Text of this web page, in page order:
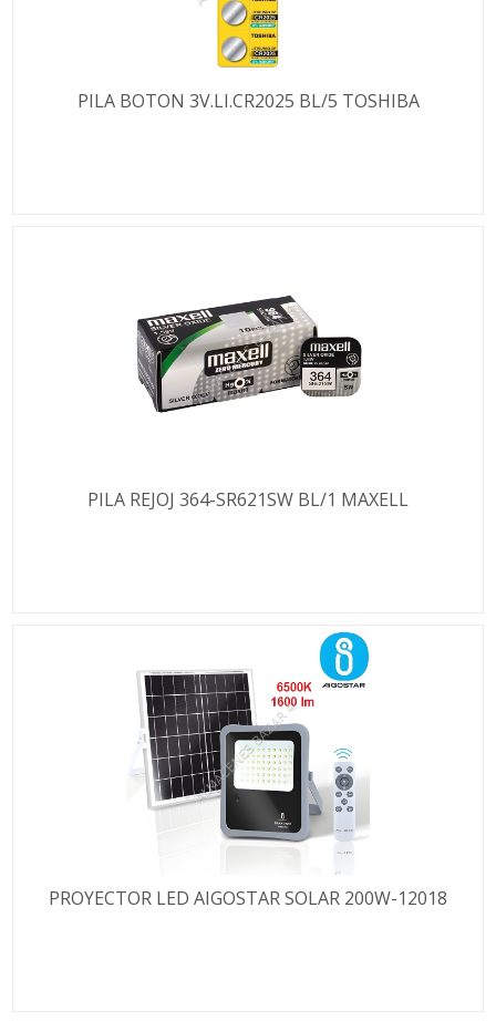
PILA BOTON 3V.LI.CR2025 BL/5 TOSHIBA
PILA REJOJ 364-SR621SW BL/1 MAXELL
PROYECTOR LED AIGOSTAR SOLAR 200W-12018